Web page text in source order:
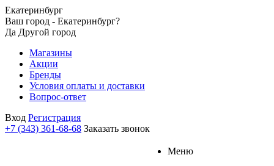
Екатеринбург
Ваш город - Екатеринбург?
Да Другой город
Магазины
Акции
Бренды
Условия оплаты и доставки
Вопрос-ответ
Вход Регистрация
+7 (343) 361-68-68 Заказать звонок
Меню